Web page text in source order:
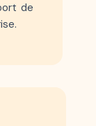
de